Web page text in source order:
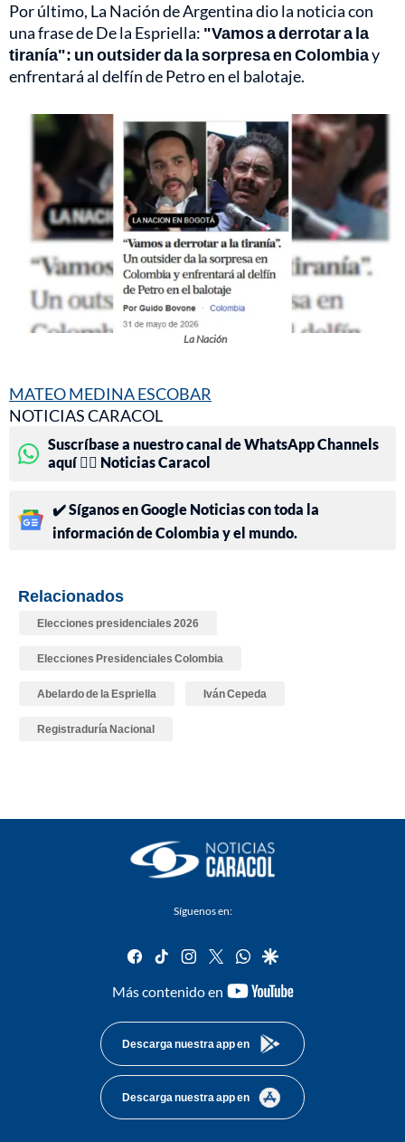
Por último, La Nación de Argentina dio la noticia con
una frase de De la Espriella: "Vamos a derrotar a la
tiranía": un outsider da la sorpresa en Colombiay
enfrentará al delfín de Petro en el balotaje.
La Nación
MATEO MEDINA ESCOBAR
NOTICIAS CARACOL
Suscríbase a nuestro canal de WhatsApp Channels
aquí 👉🏻 Noticias Caracol
✔️ Síganos en Google Noticias con toda la
información de Colombia y el mundo.
Relacionados
Elecciones presidenciales 2026
Elecciones Presidenciales Colombia
Abelardo de la Espriella Iván Cepeda
Registraduría Nacional
Síguenos en:
facebook
tiktok instagram
twitterwhatsapp
google
Más contenido en
youtube-
Descarga nuestra app en
Descarga nuestra app en